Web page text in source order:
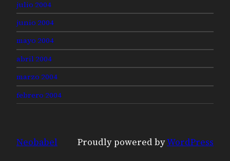
julio 2004
junio 2004
mayo 2004
abril 2004
marzo 2004
febrero 2004
Neobabel Proudly powered byWordPress